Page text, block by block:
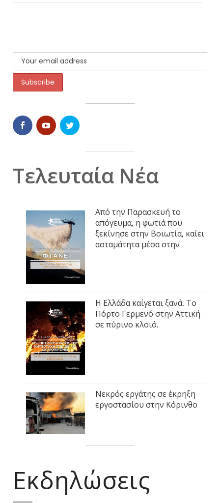
Τελευταία Νέα
Από την Παρασκευή το
απόγευμα, η φωτιά που
ξεκίνησε στην Βοιωτία, καίει
ασταμάτητα μέσα στην
Η Ελλάδα καίγεται ξανά. Το
Πόρτο Γερμενό στην Αττική
σε πύρινο κλοιό.
Νεκρός εργάτης σε έκρηξη
εργοστασίου στην Κόρινθο
Εκδηλώσεις